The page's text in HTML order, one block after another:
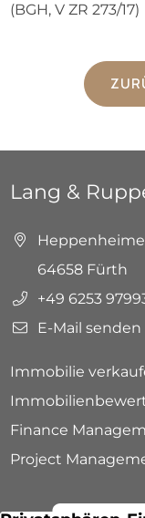
(BGH, V ZR 273/17)
Lang &
64658 Fürth
+49 6253
E-Mail senden
Immobilie
Finance
Project